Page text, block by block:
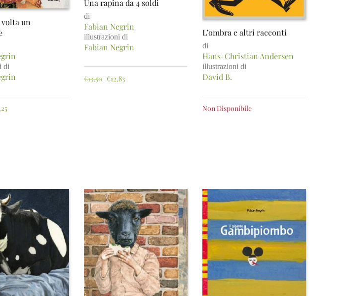
volta un
di
Una rapina da 4 soldi
di
Fabian Negrin
illustrazioni di
Fabian Negrin
€13,50 €12,83
L’ombra e altri racconti
di
Hans-Christian Andersen
illustrazioni di
David B.
Non Disponibile